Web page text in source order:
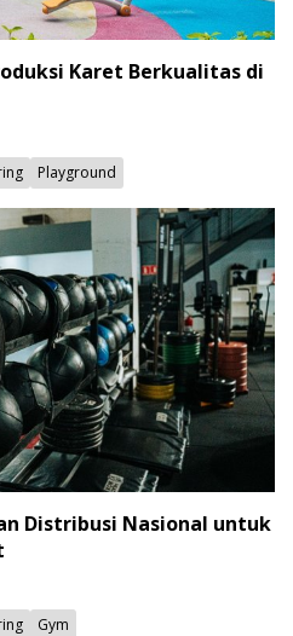
Karet Berkualitas di
Playground
Distribusi Nasional untuk
Gym